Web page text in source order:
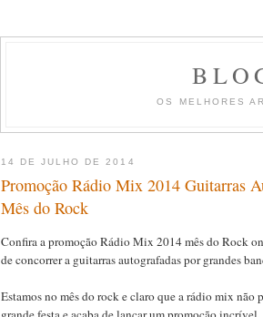
OS MELHORES
14 DE JULHO DE 2014
Promoção Rádio Mix 2014 Guitarras
Mês do Rock
Confira a promoção Rádio Mix 2014 mês do Rock
de concorrer a guitarras autografadas por grandes
Estamos no mês do rock e claro que a rádio mix não